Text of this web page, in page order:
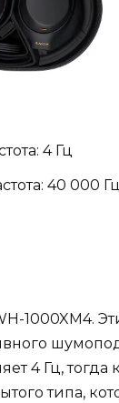
4 Гц
40 000 Гц
1000XM4.
4 Гц,
типа,